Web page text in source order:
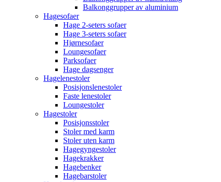
Balkonggrupper av aluminium
Hagesofaer
Hage 2-seters sofaer
Hage 3-seters sofaer
Hjørnesofaer
Loungesofaer
Parksofaer
Hage dagsenger
Hagelenestoler
Posisjonslenestoler
Faste lenestoler
Loungestoler
Hagestoler
Posisjonsstoler
Stoler med karm
Stoler uten karm
Hagegyngestoler
Hagekrakker
Hagebenker
Hagebarstoler